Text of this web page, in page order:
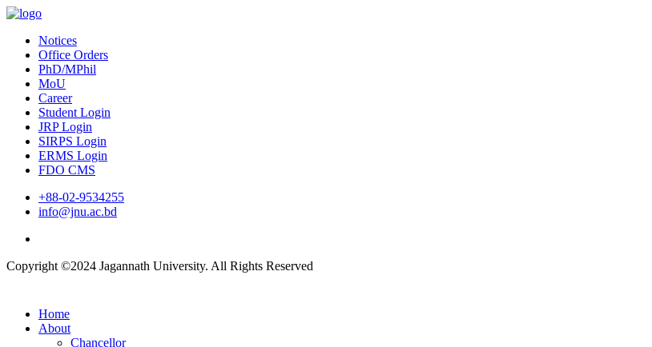
Notices
Office Orders
PhD/MPhil
MoU
Career
Student Login
JRP Login
SIRPS Login
ERMS Login
FDO CMS
+88-02-9534255
info@jnu.ac.bd
Copyright ©2024 Jagannath University. All Rights Reserved
Home
About
Chancellor